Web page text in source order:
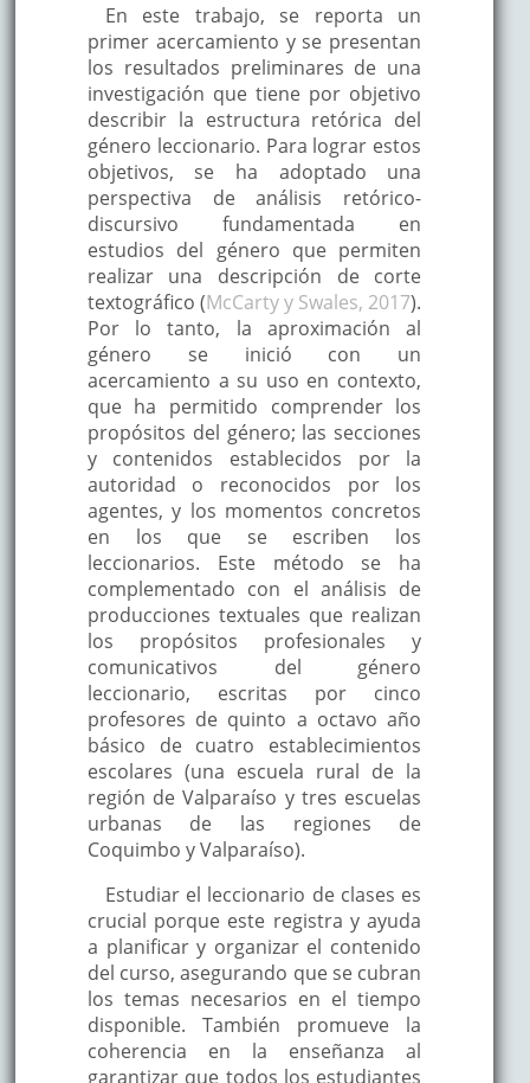
En este trabajo, se reporta un
primer acercamiento y se presentan
los resultados preliminares de una
investigación que tiene por objetivo
describir la estructura retórica del
género leccionario. Para lograr estos
objetivos, se ha adoptado una
perspectiva de análisis retórico-
discursivo fundamentada en
estudios del género que permiten
realizar una descripción de corte
textográfico (McCarty y Swales, 2017).
Por lo tanto, la aproximación al
género se inició con un
acercamiento a su uso en contexto,
que ha permitido comprender los
propósitos del género; las secciones
y contenidos establecidos por la
autoridad o reconocidos por los
agentes, y los momentos concretos
en los que se escriben los
leccionarios. Este método se ha
complementado con el análisis de
producciones textuales que realizan
los propósitos profesionales y
comunicativos del género
leccionario, escritas por cinco
profesores de quinto a octavo año
básico de cuatro establecimientos
escolares (una escuela rural de la
región de Valparaíso y tres escuelas
urbanas de las regiones de
Coquimbo y Valparaíso).
Estudiar el leccionario de clases es
crucial porque este registra y ayuda
a planificar y organizar el contenido
del curso, asegurando que se cubran
los temas necesarios en el tiempo
disponible. También promueve la
coherencia en la enseñanza al
garantizar que todos los estudiantes